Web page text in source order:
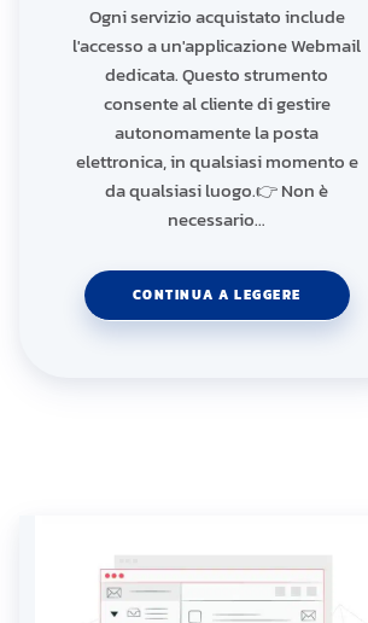
Ogni servizio acquistato include
l'accesso a un'applicazione Webmail
dedicata. Questo strumento
consente al cliente di gestire
autonomamente la posta
elettronica, in qualsiasi momento e
da qualsiasi luogo.👉 Non è
necessario…
CONTINUA A LEGGERE